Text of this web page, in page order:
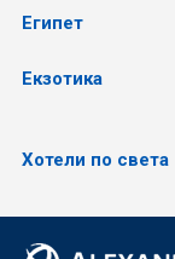
Египет
Екзотика
Хотели по света